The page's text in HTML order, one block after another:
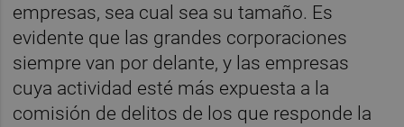
empresas, sea cual sea su tamaño. Es
evidente que las grandes corporaciones
siempre van por delante, y las empresas
cuya actividad esté más expuesta a la
comisión de delitos de los que responde la